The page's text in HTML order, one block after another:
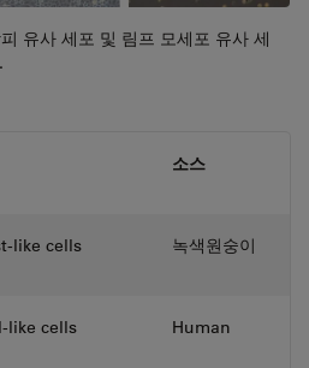
유사 세포 및 림프 모세포 유사 세
소스
like cells 녹색원숭이
like cells Human